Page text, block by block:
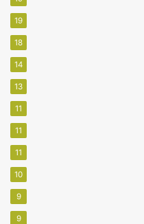
19
18
14
13
11
11
11
10
9
9